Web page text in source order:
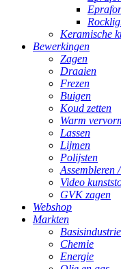
Keramische
Bewerkingen
Zagen
Draaien
Frezen
Buigen
Koud zetten
Warm
Lassen
Lijmen
Polijsten
Assembleren
Video
GVK zagen
Webshop
Markten
Basisindustrie
Chemie
Energie